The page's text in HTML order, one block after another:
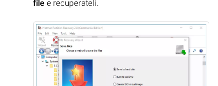
file e recuperateli.